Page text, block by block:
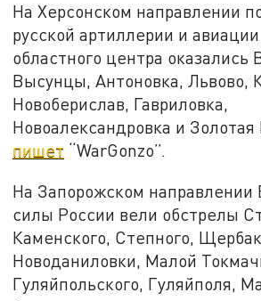
На Херсонском направлении
русской артиллерии и
областного центра оказались
Высунцы, Антоновка, Львово,
Новоберислав, Гавриловка,
Новоалександровка и
пишет “WarGonzo”.
На Запорожском
силы России вели обстрелы
Каменского, Степного,
Новоданиловки, Малой
Гуляйпольского, Гуляйполя,